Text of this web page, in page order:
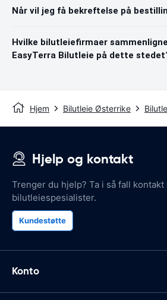
Når vil jeg få bekreftelse på
Hvilke bilutleiefirmaer
EasyTerra Bilutleie på dette
Hjem Bilutleie Østerrike
Hjelp og kontakt
Trenger du hjelp? Ta i så fall kontakt
bilutleiespesialister.
Kundestøtte
Konto